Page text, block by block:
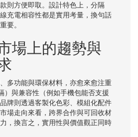
則方便即取。設計特色上，分隔
充電相容性都是實用考量，換句話
要。
場上的趨勢與
多功能與環保材料，亦愈來愈注重
）與兼容性（例如手機包能否支援
牌則透過客製化色彩、模組化配件
場走向來看，跨界合作與可回收材
，換言之，實用性與價值觀正同時